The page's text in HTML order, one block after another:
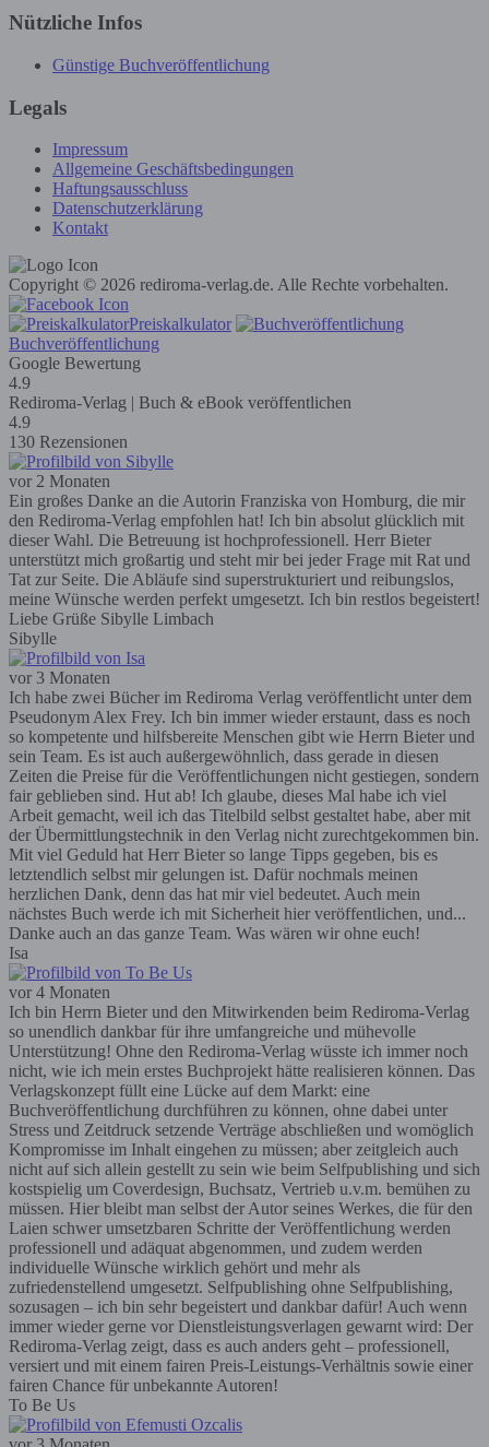
Nützliche Infos
Günstige Buchveröffentlichung
Legals
Impressum
Allgemeine Geschäftsbedingungen
Haftungsausschluss
Datenschutzerklärung
Kontakt
Copyright © 2026 rediroma-verlag.de. Alle Rechte vorbehalten.
Preiskalkulator
Buchveröffentlichung
Google Bewertung
4.9
Rediroma-Verlag | Buch & eBook veröffentlichen
4.9
130 Rezensionen
vor 2 Monaten
Ein großes Danke an die Autorin Franziska von Homburg, die mir
den Rediroma-Verlag empfohlen hat! Ich bin absolut glücklich mit
dieser Wahl. Die Betreuung ist hochprofessionell. Herr Bieter
unterstützt mich großartig und steht mir bei jeder Frage mit Rat und
Tat zur Seite. Die Abläufe sind superstrukturiert und reibungslos,
meine Wünsche werden perfekt umgesetzt. Ich bin restlos begeistert!
Liebe Grüße Sibylle Limbach
Sibylle
vor 3 Monaten
Ich habe zwei Bücher im Rediroma Verlag veröffentlicht unter dem
Pseudonym Alex Frey. Ich bin immer wieder erstaunt, dass es noch
so kompetente und hilfsbereite Menschen gibt wie Herrn Bieter und
sein Team. Es ist auch außergewöhnlich, dass gerade in diesen
Zeiten die Preise für die Veröffentlichungen nicht gestiegen, sondern
fair geblieben sind. Hut ab! Ich glaube, dieses Mal habe ich viel
Arbeit gemacht, weil ich das Titelbild selbst gestaltet habe, aber mit
der Übermittlungstechnik in den Verlag nicht zurechtgekommen bin.
Mit viel Geduld hat Herr Bieter so lange Tipps gegeben, bis es
letztendlich selbst mir gelungen ist. Dafür nochmals meinen
herzlichen Dank, denn das hat mir viel bedeutet. Auch mein
nächstes Buch werde ich mit Sicherheit hier veröffentlichen, und...
Danke auch an das ganze Team. Was wären wir ohne euch!
Isa
vor 4 Monaten
Ich bin Herrn Bieter und den Mitwirkenden beim Rediroma-Verlag
so unendlich dankbar für ihre umfangreiche und mühevolle
Unterstützung! Ohne den Rediroma-Verlag wüsste ich immer noch
nicht, wie ich mein erstes Buchprojekt hätte realisieren können. Das
Verlagskonzept füllt eine Lücke auf dem Markt: eine
Buchveröffentlichung durchführen zu können, ohne dabei unter
Stress und Zeitdruck setzende Verträge abschließen und womöglich
Kompromisse im Inhalt eingehen zu müssen; aber zeitgleich auch
nicht auf sich allein gestellt zu sein wie beim Selfpublishing und sich
kostspielig um Coverdesign, Buchsatz, Vertrieb u.v.m. bemühen zu
müssen. Hier bleibt man selbst der Autor seines Werkes, die für den
Laien schwer umsetzbaren Schritte der Veröffentlichung werden
professionell und adäquat abgenommen, und zudem werden
individuelle Wünsche wirklich gehört und mehr als
zufriedenstellend umgesetzt. Selfpublishing ohne Selfpublishing,
sozusagen – ich bin sehr begeistert und dankbar dafür! Auch wenn
immer wieder gerne vor Dienstleistungsverlagen gewarnt wird: Der
Rediroma-Verlag zeigt, dass es auch anders geht – professionell,
versiert und mit einem fairen Preis-Leistungs-Verhältnis sowie einer
fairen Chance für unbekannte Autoren!
To Be Us